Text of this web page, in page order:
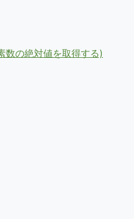
数の絶対値を取得する)